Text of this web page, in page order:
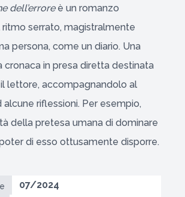
dell’erroreè un romanzo
ritmo serrato, magistralmente
persona, come un diario. Una
cronaca in presa diretta destinata
lettore, accompagnandolo al
riflessioni. Per esempio,
della pretesa umana di dominare
di esso ottusamente disporre.
07/2024